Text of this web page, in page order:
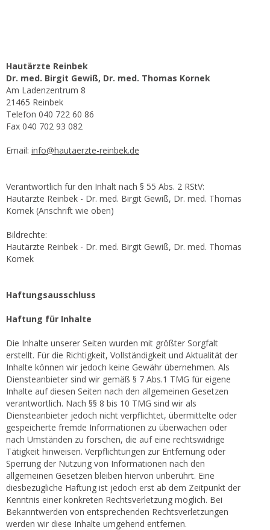
Hautärzte Reinbek
Dr. med. Birgit Gewiß, Dr. med. Thomas Kornek
Am Ladenzentrum 8
21465 Reinbek
Telefon 040 722 60 86
Fax 040 702 93 082
Email: info@hautaerzte-reinbek.de
Verantwortlich für den Inhalt nach § 55 Abs. 2 RStV:
Hautärzte Reinbek - Dr. med. Birgit Gewiß, Dr. med. Thomas
Kornek (Anschrift wie oben)
Bildrechte:
Hautärzte Reinbek - Dr. med. Birgit Gewiß, Dr. med. Thomas
Kornek
Haftungsausschluss
Haftung für Inhalte
Die Inhalte unserer Seiten wurden mit größter Sorgfalt
erstellt. Für die Richtigkeit, Vollständigkeit und Aktualität der
Inhalte können wir jedoch keine Gewähr übernehmen. Als
Diensteanbieter sind wir gemäß § 7 Abs.1 TMG für eigene
Inhalte auf diesen Seiten nach den allgemeinen Gesetzen
verantwortlich. Nach §§ 8 bis 10 TMG sind wir als
Diensteanbieter jedoch nicht verpflichtet, übermittelte oder
gespeicherte fremde Informationen zu überwachen oder
nach Umständen zu forschen, die auf eine rechtswidrige
Tätigkeit hinweisen. Verpflichtungen zur Entfernung oder
Sperrung der Nutzung von Informationen nach den
allgemeinen Gesetzen bleiben hiervon unberührt. Eine
diesbezügliche Haftung ist jedoch erst ab dem Zeitpunkt der
Kenntnis einer konkreten Rechtsverletzung möglich. Bei
Bekanntwerden von entsprechenden Rechtsverletzungen
werden wir diese Inhalte umgehend entfernen.